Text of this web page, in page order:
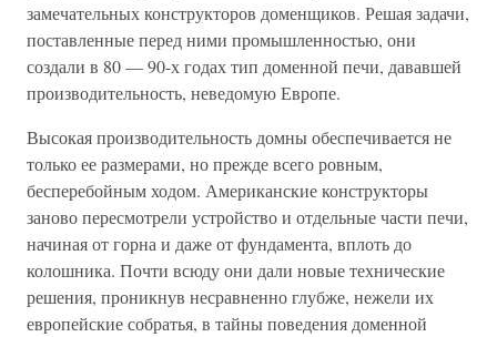
замечательных конструкторов доменщиков. Решая задачи,
поставленные перед ними промышленностью, они
создали в 80 — 90-х годах тип доменной печи, дававшей
производительность, неведомую Европе.
Высокая производительность домны обеспечивается не
только ее размерами, но прежде всего ровным,
бесперебойным ходом. Американские конструкторы
заново пересмотрели устройство и отдельные части печи,
начиная от горна и даже от фундамента, вплоть до
колошника. Почти всюду они дали новые технические
решения, проникнув несравненно глубже, нежели их
европейские собратья, в тайны поведения доменной